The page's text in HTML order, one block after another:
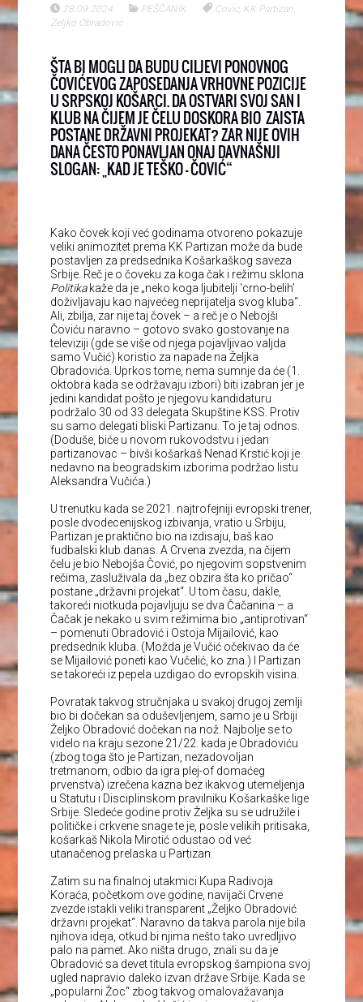
28.09.2024 PEŠČANIK Covic, KK Partizan
Zeljko Obradovic
ŠTA BI MOGLI DA BUDU CILJEVI PONOVNOG
ČOVIĆEVOG ZAPOSEDANJA VRHOVNE POZICIJE
U SRPSKOJ KOŠARCI. DA OSTVARI SVOJ SAN I
KLUB NA ČIJEM JE ČELU DOSKORA BIO ZAISTA
POSTANE DRŽAVNI PROJEKAT? ZAR NIJE OVIH
DANA ČESTO PONAVLJAN ONAJ DAVNAŠNJI
SLOGAN: „KAD JE TEŠKO – ČOVIĆ“
Kako čovek koji već godinama otvoreno pokazuje
veliki animozitet prema KK Partizan može da bude
postavljen za predsednika Košarkaškog saveza
Srbije. Reč je o čoveku za koga čak i režimu sklona
Politikakaže da je „neko koga ljubitelji ‘crno-belih’
doživljavaju kao najvećeg neprijatelja svog kluba“.
Ali, zbilja, zar nije taj čovek – a reč je o Nebojši
Čoviću naravno – gotovo svako gostovanje na
televiziji (gde se više od njega pojavljivao valjda
samo Vučić) koristio za napade na Željka
Obradovića. Uprkos tome, nema sumnje da će (1.
oktobra kada se održavaju izbori) biti izabran jer je
jedini kandidat pošto je njegovu kandidaturu
podržalo 30 od 33 delegata Skupštine KSS. Protiv
su samo delegati bliski Partizanu. To je taj odnos.
(Doduše, biće u novom rukovodstvu i jedan
partizanovac – bivši košarkaš Nenad Krstić koji je
nedavno na beogradskim izborima podržao listu
Aleksandra Vučića.)
U trenutku kada se 2021. najtrofejniji evropski trener,
posle dvodecenijskog izbivanja, vratio u Srbiju,
Partizan je praktično bio na izdisaju, baš kao
fudbalski klub danas. A Crvena zvezda, na čijem
čelu je bio Nebojša Čović, po njegovim sopstvenim
rečima, zasluživala da „bez obzira šta ko pričao“
postane „državni projekat“. U tom času, dakle,
takoreći niotkuda pojavljuju se dva Čačanina – a
Čačak je nekako u svim režimima bio „antiprotivan“
– pomenuti Obradović i Ostoja Mijailović, kao
predsednik kluba. (Možda je Vučić očekivao da će
se Mijailović poneti kao Vučelić, ko zna.) I Partizan
se takoreći iz pepela uzdigao do evropskih visina.
Povratak takvog stručnjaka u svakoj drugoj zemlji
bio bi dočekan sa oduševljenjem, samo je u Srbiji
Željko Obradović dočekan na nož. Najbolje se to
videlo na kraju sezone 21/22. kada je Obradoviću
(zbog toga što je Partizan, nezadovoljan
tretmanom, odbio da igra plej-of domaćeg
prvenstva) izrečena kazna bez ikakvog utemeljenja
u Statutu i Disciplinskom pravilniku Košarkaške lige
Srbije. Sledeće godine protiv Željka su se udružile i
političke i crkvene snage te je, posle velikih pritisaka,
košarkaš Nikola Mirotić odustao od već
utanačenog prelaska u Partizan.
Zatim su na finalnoj utakmici Kupa Radivoja
Koraća, početkom ove godine, navijači Crvene
zvezde istakli veliki transparent „Željko Obradović
državni projekat“. Naravno da takva parola nije bila
njihova ideja, otkud bi njima nešto tako uvredljivo
palo na pamet. Ako ništa drugo, znali su da je
Obradović sa devet titula evropskog šampiona svoj
ugled napravio daleko izvan države Srbije. Kada se
„popularni Žoc“ zbog takvog omalovažavanja